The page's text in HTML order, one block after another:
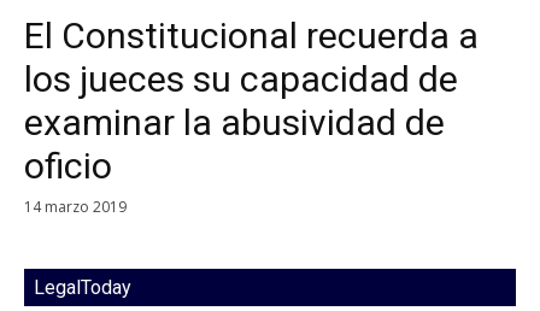
El Constitucional recuerda a
los jueces su capacidad de
examinar la abusividad de
oficio
14 marzo 2019
LegalToday